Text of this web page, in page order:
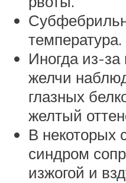
температура.
Иногда из-
желчи
глазных
желтый
В некоторых
синдром
изжогой и